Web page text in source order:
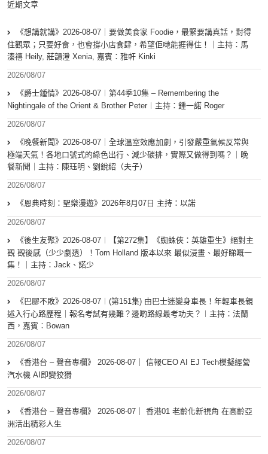
近期文章
《想講就講》2026-08-07｜要做美食家 Foodie，最緊要講真話，對得
住觀眾；只要好食，也會撐小店食肆，希望佢哋能捱得住！｜主持：馬
溱禧 Heily, 莊韻澄 Xenia, 嘉賓：雅軒 Kinki
2026/08/07
《爵士鍾情》2026-08-07︱第44季10集 – Remembering the
Nightingale of the Orient & Brother Peter︱主持：鍾一諾 Roger
2026/08/07
《晚餐新聞》2026-08-07｜全球溫室效應加劇，引發嚴重氣候反常與
極端天氣！各地口號式的綠色出行、減少碳排，實際又做得到嗎？｜晚
餐新聞｜主持：陳珏明、劉銳紹（夫子）
2026/08/07
《恩典時刻：聖樂漫遊》2026年8月07日 主持：以諾
2026/08/07
《後生友聚》2026-08-07︱【第272集】《蜘蛛俠：英雄重生》絕對主
觀 觀後感（少少劇透）！Tom Holland 版本以來 最似漫畫、最好睇嘅一
集！｜主持：Jack、諾少
2026/08/07
《巴膠不敗》2026-08-07︱(第151集) 由巴士迷變身車長！年輕車長親
述入行心路歷程｜報名考試有幾難？邊啲路線最考功夫？︱主持：法蘭
西，嘉賓︰Bowan
2026/08/07
《香港台 – 聲音專欄》 2026-08-07｜ 信報CEO AI EJ Tech模擬經營
汽水機 AI即變狡猾
2026/08/07
《香港台 – 聲音專欄》 2026-08-07｜ 香港01 老齡化新視角 在高齡亞
洲活出精彩人生
2026/08/07